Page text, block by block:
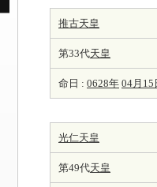
推古天皇
第33代天皇
命日 : 0628年 04月15
光仁天皇
第49代天皇